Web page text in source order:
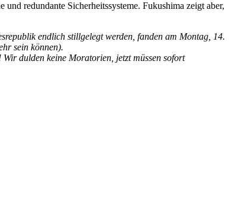
redundante Sicherheitssysteme. Fukushima zeigt aber,
endlich stillgelegt werden, fanden am Montag, 14.
sein können).
dulden keine Moratorien, jetzt müssen sofort